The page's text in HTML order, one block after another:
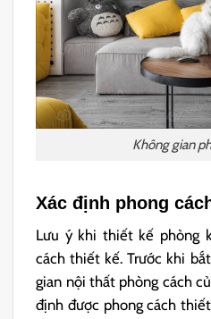
Không gian
Xác định phong
Lưu ý khi thiết kế phòng
cách thiết kế. Trước khi
gian nội thất phòng cách
định được phong cách